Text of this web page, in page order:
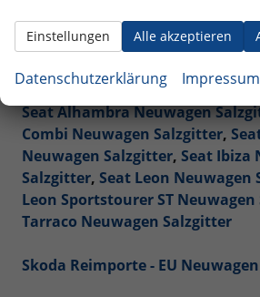
Renault Reimporte - EU
Seat Reimporte - EU Neuwagen
Seat Alhambra Neuwagen
Combi Neuwagen Salzgitter,
Neuwagen Salzgitter, Seat Ibiza
Salzgitter, Seat Leon Neuwagen
Leon Sportstourer ST
Tarraco Neuwagen Salzgitter
Skoda Reimporte - EU
Alle akzeptieren
Einstellungen
Datenschutzerklärung Impressum